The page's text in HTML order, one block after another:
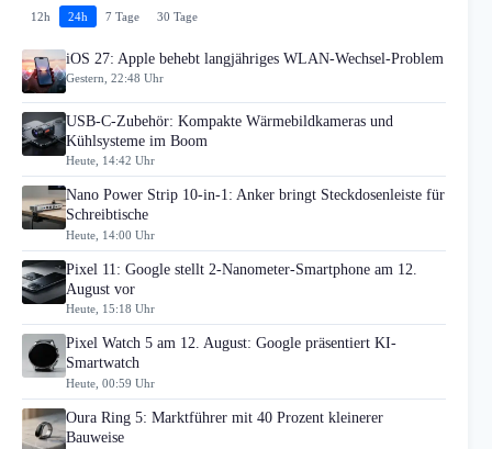
12h 24h 7 Tage 30 Tage
iOS 27: Apple behebt langjähriges WLAN-Wechsel-Problem
Gestern, 22:48 Uhr
USB-C-Zubehör: Kompakte Wärmebildkameras und
Kühlsysteme im Boom
Heute, 14:42 Uhr
Nano Power Strip 10-in-1: Anker bringt Steckdosenleiste für
Schreibtische
Heute, 14:00 Uhr
Pixel 11: Google stellt 2-Nanometer-Smartphone am 12.
August vor
Heute, 15:18 Uhr
Pixel Watch 5 am 12. August: Google präsentiert KI-
Smartwatch
Heute, 00:59 Uhr
Oura Ring 5: Marktführer mit 40 Prozent kleinerer
Bauweise